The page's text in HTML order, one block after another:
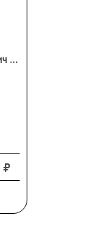
Дубровин Дмитрий Николаевич (1913 - 2002 гг)